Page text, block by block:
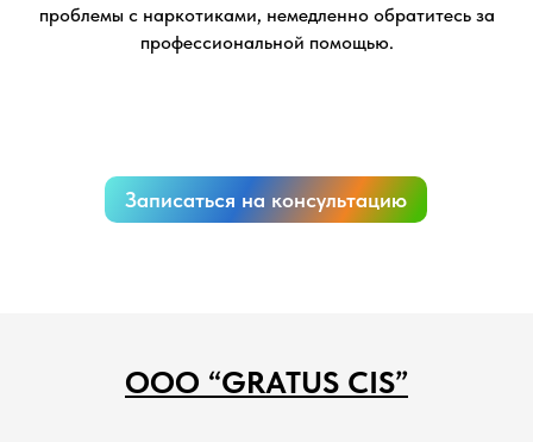
проблемы с наркотиками, немедленно обратитесь за
профессиональной помощью.
Записаться на консультацию
ООО “GRATUS CIS”